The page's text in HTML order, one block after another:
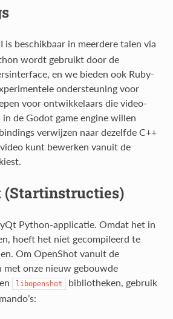
is beschikbaar in meerdere talen via
wordt gebruikt door de
en we bieden ook Ruby-
ondersteuning voor
voor ontwikkelaars die video-
de Godot game engine willen
verwijzen naar dezelfde C++
kunt bewerken vanuit de
(Startinstructies)
Python-applicatie. Omdat het in
hoeft het niet gecompileerd te
Om OpenShot vanuit de
onze nieuw gebouwde
en libopenshot
bibliotheken, gebruik